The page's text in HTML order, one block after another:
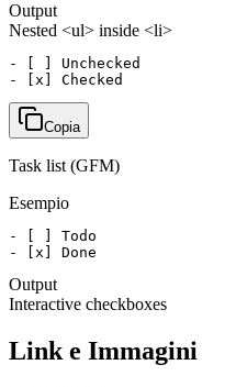
Output
Nested <ul> inside <li>
- [ ] Unchecked
- [x] Checked
Copia
Task list (GFM)
Esempio
- [ ] Todo
- [x] Done
Output
Interactive checkboxes
Link e Immagini